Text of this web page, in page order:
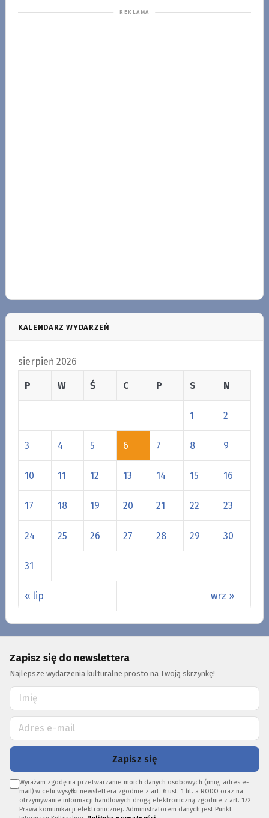
KALENDARZ WYDARZEŃ
sierpień 2026
P W Ś C P S N
« lip wrz »
1 2
3 4 5 6 7 8 9
10 11 12 13 14 15 16
17 18 19 20 21 22 23
24 25 26 27 28 29 30
31
Zapisz się do newslettera
Najlepsze wydarzenia kulturalne prosto na Twoją skrzynkę!
Zapisz się
Wyrażam zgodę na przetwarzanie moich danych osobowych (imię, adres e-
mail) w celu wysyłki newslettera zgodnie z art. 6 ust. 1 lit. a RODO oraz na
otrzymywanie informacji handlowych drogą elektroniczną zgodnie z art. 172
Prawa komunikacji elektronicznej. Administratorem danych jest Punkt